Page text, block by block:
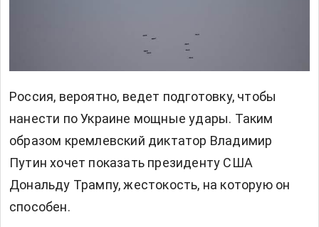
Россия, вероятно, ведет подготовку, чтобы
нанести по Украине мощные удары. Таким
образом кремлевский диктатор Владимир
Путин хочет показать президенту США
Дональду Трампу, жестокость, на которую он
способен.